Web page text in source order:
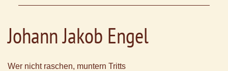
Johann Jakob Engel
Wer nicht raschen, muntern Tritts